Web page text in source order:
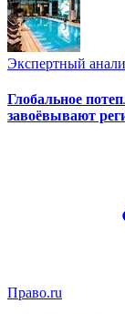
Экспертный
Глобальное
завоёвывают
Право.ru